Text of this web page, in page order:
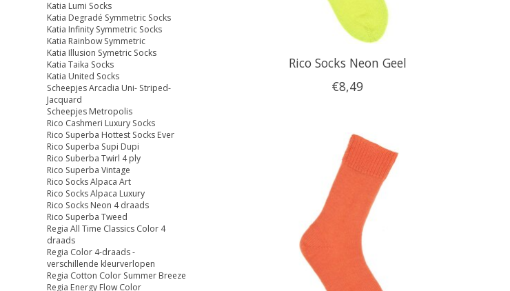
Katia Lumi Socks
Katia Degradé Symmetric Socks
Katia Infinity Symmetric Socks
Katia Rainbow Symmetric
Katia Illusion Symetric Socks
Katia Taika Socks
Katia United Socks
Scheepjes Arcadia Uni- Striped-
Jacquard
Scheepjes Metropolis
Rico Cashmeri Luxury Socks
Rico Superba Hottest Socks Ever
Rico Superba Supi Dupi
Rico Suberba Twirl 4 ply
Rico Superba Vintage
Rico Socks Alpaca Art
Rico Socks Alpaca Luxury
Rico Socks Neon 4 draads
Rico Superba Tweed
Regia All Time Classics Color 4
draads
Regia Color 4-draads -
verschillende kleurverlopen
Regia Cotton Color Summer Breeze
Regia Energy Flow Color
Rico Socks Neon Geel
€8,49